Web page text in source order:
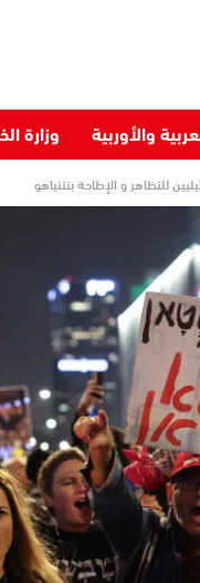
والأوربية وزارة
للتظاهر و الإطاحة بنتنياهو